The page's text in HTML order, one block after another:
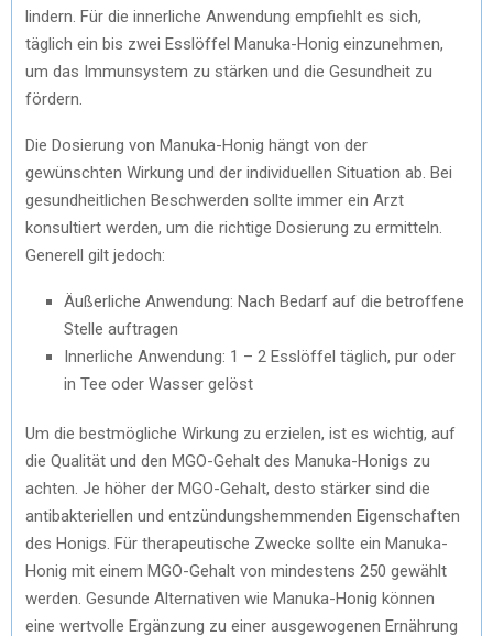
lindern. Für die innerliche Anwendung empfiehlt es sich,
täglich ein bis zwei Esslöffel Manuka-Honig einzunehmen,
um das Immunsystem zu stärken und die Gesundheit zu
fördern.
Die Dosierung von Manuka-Honig hängt von der
gewünschten Wirkung und der individuellen Situation ab. Bei
gesundheitlichen Beschwerden sollte immer ein Arzt
konsultiert werden, um die richtige Dosierung zu ermitteln.
Generell gilt jedoch:
Äußerliche Anwendung: Nach Bedarf auf die betroffene
Stelle auftragen
Innerliche Anwendung: 1 – 2 Esslöffel täglich, pur oder
in Tee oder Wasser gelöst
Um die bestmögliche Wirkung zu erzielen, ist es wichtig, auf
die Qualität und den MGO-Gehalt des Manuka-Honigs zu
achten. Je höher der MGO-Gehalt, desto stärker sind die
antibakteriellen und entzündungshemmenden Eigenschaften
des Honigs. Für therapeutische Zwecke sollte ein Manuka-
Honig mit einem MGO-Gehalt von mindestens 250 gewählt
werden. Gesunde Alternativen wie Manuka-Honig können
eine wertvolle Ergänzung zu einer ausgewogenen Ernährung